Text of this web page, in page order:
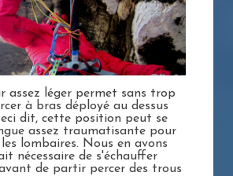
assez léger permet sans trop
à bras déployé au dessus
dit, cette position peut se
assez traumatisante pour
lombaires. Nous en avons
nécessaire de s'échauffer
de partir percer des trous